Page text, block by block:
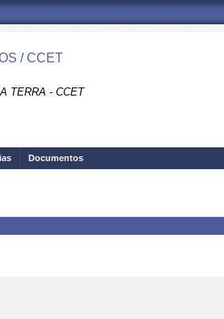
/ CCET
TERRA - CCET
Documentos